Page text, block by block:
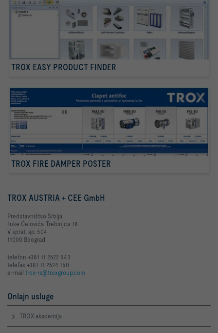
TROX EASY PRODUCT FINDER
TROX FIRE DAMPER POSTER
TROX AUSTRIA + CEE GmbH
Predstavništvo Srbija
Luke Ćelovića Trebinjca 18
V sprat, ap. 504
11000 Beograd
telefon +381 11 2622 543
telefax +381 11 2624 150
e-mail trox-rs@troxgroup.com
Onlajn usluge
TROX akademija